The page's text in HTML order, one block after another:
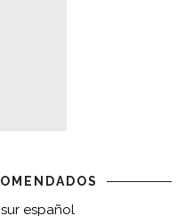
español